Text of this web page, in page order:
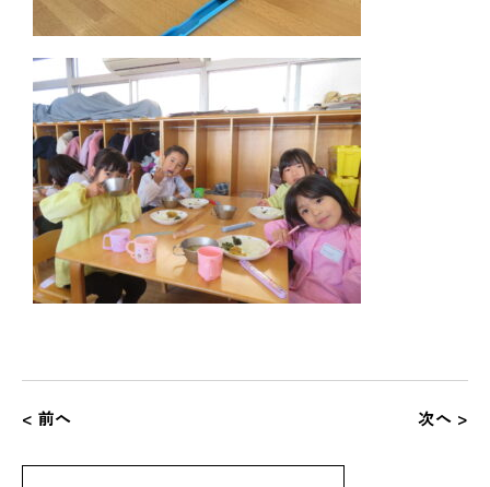
< 前へ 次へ >